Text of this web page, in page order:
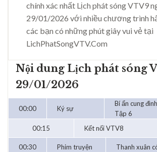
chính xác nhất Lịch phát sóng VTV9
29/01/2026 với nhiều chương trình
các bạn có những phút giây vui vẻ tại
LichPhatSongVTV.Com
Nội dung Lịch phát sóng
29/01/2026
00:00 Ký sự
Bí ẩn cung
Tập 6
00:15
Kết nối VTV8
00:30 Phim truyện Thanh xuân